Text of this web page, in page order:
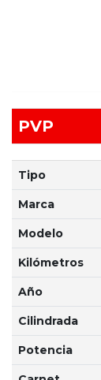
PVP
Tipo
Marca
Modelo
Kilómetros
Año
Cilindrada
Potencia